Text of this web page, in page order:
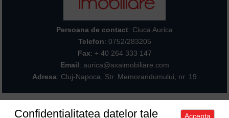
Persoana de contact: Ciuca Aurica
Telefon: 0752/283205
Fax: + 40 264 333 147
Email: aurica@axaimobiliare.com
Adresa: Cluj-Napoca, Str. Memorandumului, nr. 19
Confidentialitatea datelor tale Accepta